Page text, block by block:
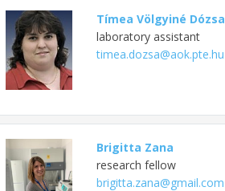
Tímea Völgyiné Dózsa
laboratory assistant
timea.dozsa@aok.pte.hu
Brigitta Zana
research fellow
brigitta.zana@gmail.com